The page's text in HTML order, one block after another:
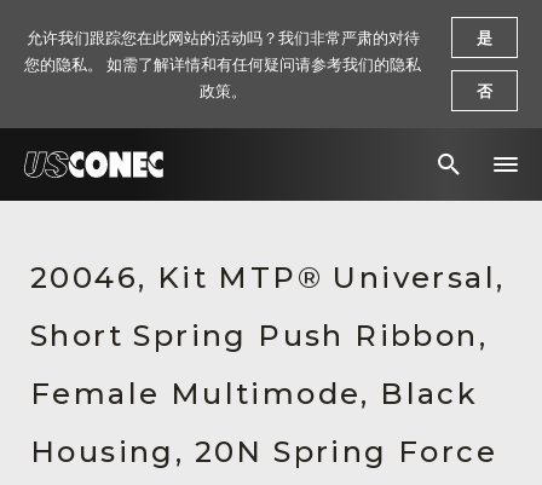
解决方案
产品
资源
关于我们
20046, Kit MTP® Universal,
Short Spring Push Ribbon,
Female Multimode, Black
Housing, 20N Spring Force
允许我们跟踪您在此网站的活动吗？我们非常严肃的对待
您的隐私。 如需了解详情和有任何疑问请参考我们的隐私
政策。
是
否